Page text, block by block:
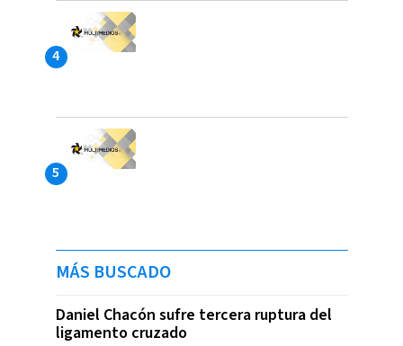
MÁS BUSCADO
Daniel Chacón sufre tercera ruptura del
ligamento cruzado